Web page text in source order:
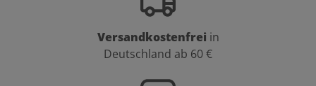
Versandkostenfrei in
Deutschland ab 60 €